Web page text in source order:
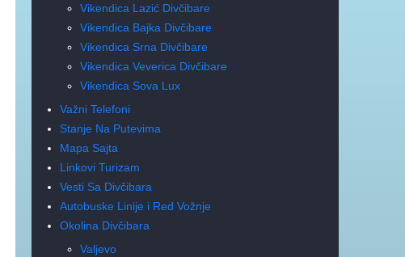
Vikendica Lazić Divčibare
Vikendica Bajka Divčibare
Vikendica Srna Divčibare
Vikendica Veverica Divčibare
Vikendica Sova Lux
Važni Telefoni
Stanje Na Putevima
Mapa Sajta
Linkovi Turizam
Vesti Sa Divčibara
Autobuske Linije i Red Vožnje
Okolina Divčibara
Valjevo